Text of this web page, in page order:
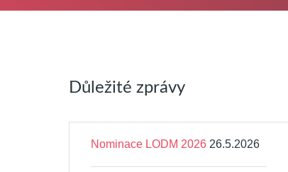
Důležité zprávy
Nominace LODM 2026 26.5.2026